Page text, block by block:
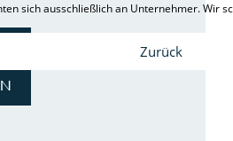
sich ausschließlich an Unternehmer. Wir
Zurück